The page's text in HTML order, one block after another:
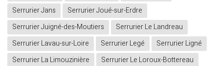
Serrurier Jans
Serrurier Joué-sur-Erdre
Serrurier Juigné-des-Moutiers
Serrurier Le Landreau
Serrurier Lavau-sur-Loire
Serrurier Legé
Serrurier Ligné
Serrurier La Limouzinière
Serrurier Le Loroux-Bottereau